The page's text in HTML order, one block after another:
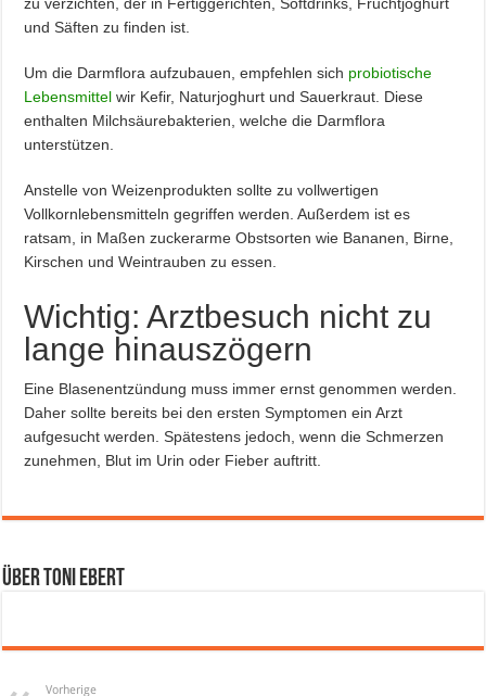
und Säften zu finden ist.
Um die Darmflora aufzubauen, empfehlen sich probiotische
Lebensmittel wir Kefir, Naturjoghurt und Sauerkraut. Diese
enthalten Milchsäurebakterien, welche die Darmflora
unterstützen.
Anstelle von Weizenprodukten sollte zu vollwertigen
Vollkornlebensmitteln gegriffen werden. Außerdem ist es
ratsam, in Maßen zuckerarme Obstsorten wie Bananen, Birne,
Kirschen und Weintrauben zu essen.
Wichtig: Arztbesuch nicht zu
lange hinauszögern
Eine Blasenentzündung muss immer ernst genommen werden.
Daher sollte bereits bei den ersten Symptomen ein Arzt
aufgesucht werden. Spätestens jedoch, wenn die Schmerzen
zunehmen, Blut im Urin oder Fieber auftritt.
Über Toni Ebert
Vorherige